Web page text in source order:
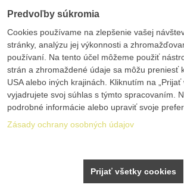
Predvoľby súkromia
Cookies používame na zlepšenie vašej
stránky, analýzu jej výkonnosti a
používaní. Na tento účel môžeme použiť
strán a zhromaždené údaje sa môžu preniesť
USA alebo iných krajinách. Kliknutím na „Prijať
vyjadrujete svoj súhlas s týmto spracovaním.
podrobné informácie alebo upraviť svoje
Zásady ochrany osobných údajov
Prijať všetky cookies